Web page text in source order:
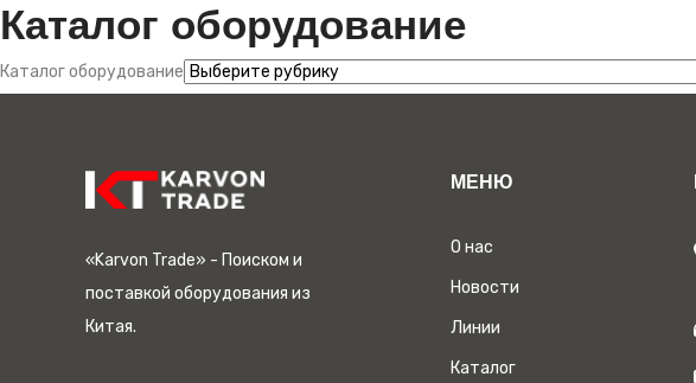
Каталог оборудование
Каталог оборудование
«Karvon Trade» - Поиском и
поставкой оборудования из
Китая.
МЕНЮ
О нас
Новости
Линии
Каталог